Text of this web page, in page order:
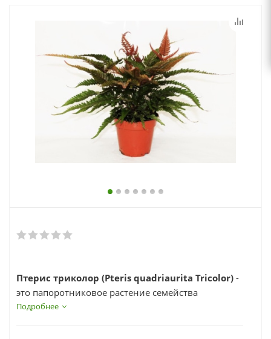
ПН-ПТ с10:00 до 20:00
выходной
zakaz@topcvetok.ru
Птерис триколор (Pteris quadriaurita Tricolor) -
это папоротниковое растение семейства
птерисовых прибыл к нам из субтропических
Подробнее